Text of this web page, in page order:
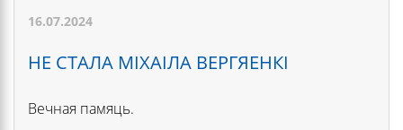
16.07.2024
НЕ СТАЛА МІХАІЛА ВЕРГЯЕНКІ
Вечная памяць.